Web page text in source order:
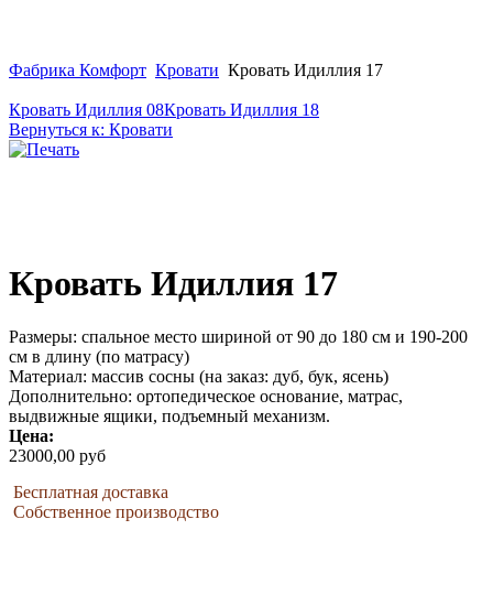
Фабрика Комфорт Кровати Кровать Идиллия 17
Кровать Идиллия 08Кровать Идиллия 18
Вернуться к: Кровати
Кровать Идиллия 17
Размеры: спальное место шириной от 90 до 180 см и 190-200
см в длину (по матрасу)
Материал: массив сосны (на заказ: дуб, бук, ясень)
Дополнительно: ортопедическое основание, матрас,
выдвижные ящики, подъемный механизм.
Цена:
23000,00 руб
Бесплатная доставка
Собственное производство